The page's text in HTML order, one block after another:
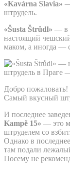
«Kavárna Slavia»
штрудель.
«Šusta Štrůdl» — в
настоящий
маком, а иногда —
Добро
Самый вкусный
И последнее
Kampě 15» — это
штруделем со
Однако в
там подали
Посему не